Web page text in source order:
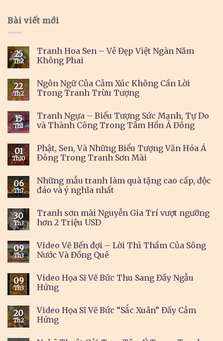
Bài viết mới
25
Th2
Tranh Hoa Sen – Vẻ Đẹp Việt Ngàn Năm
Không Phai
22
Th2
Ngôn Ngữ Của Cảm Xúc Không Cần Lời
Trong Tranh Trừu Tượng
15
Th1
Tranh Ngựa – Biểu Tượng Sức Mạnh, Tự Do
và Thành Công Trong Tâm Hồn Á Đông
01
Th10
Phật, Sen, Và Những Biểu Tượng Văn Hóa Á
Đông Trong Tranh Sơn Mài
06
Th7
Những mẫu tranh làm quà tặng cao cấp, độc
đáo và ý nghĩa nhất
30
Th3
Tranh sơn mài Nguyễn Gia Trí vượt ngưỡng
hơn 2 Triệu USD
09
Th3
Video Vẽ Bến đợi – Lời Thì Thầm Của Sông
Nước Và Đồng Quê
09
Th3
Video Họa Sĩ Vẽ Bức Thu Sang Đầy Ngẫu
Hứng
20
Th2
Video Họa Sĩ Vẽ Bức “Sắc Xuân” Đầy Cảm
Hứng